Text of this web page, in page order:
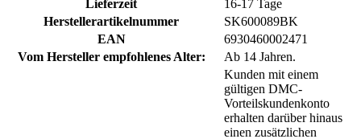
Lieferzeit
16-17 Tage
Herstellerartikelnummer
SK600089BK
EAN
6930460002471
Vom Hersteller empfohlenes Alter:
Ab 14 Jahren.
Kunden mit einem
gültigen DMC-
Vorteilskundenkonto
erhalten darüber hinaus
einen zusätzlichen